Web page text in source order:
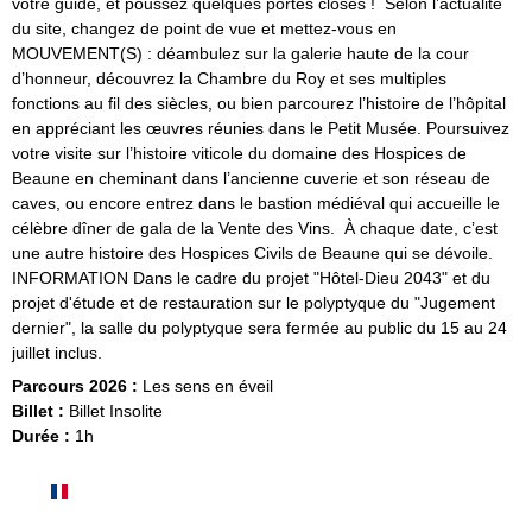
du site, changez de point de vue et mettez-vous en
MOUVEMENT(S) : déambulez sur la galerie haute de la cour
d’honneur, découvrez la Chambre du Roy et ses multiples
fonctions au fil des siècles, ou bien parcourez l’histoire de l’hôpital
en appréciant les œuvres réunies dans le Petit Musée. Poursuivez
votre visite sur l’histoire viticole du domaine des Hospices de
Beaune en cheminant dans l’ancienne cuverie et son réseau de
caves, ou encore entrez dans le bastion médiéval qui accueille le
célèbre dîner de gala de la Vente des Vins. À chaque date, c’est
une autre histoire des Hospices Civils de Beaune qui se dévoile.
INFORMATION Dans le cadre du projet "Hôtel-Dieu 2043" et du
projet d'étude et de restauration sur le polyptyque du "Jugement
dernier", la salle du polyptyque sera fermée au public du 15 au 24
juillet inclus.
Parcours 2026 : Les sens en éveil
Billet : Billet Insolite
Durée : 1h